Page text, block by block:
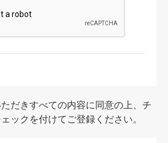
だきすべての内容に同意の上、チ
ックを付けてご登録ください。